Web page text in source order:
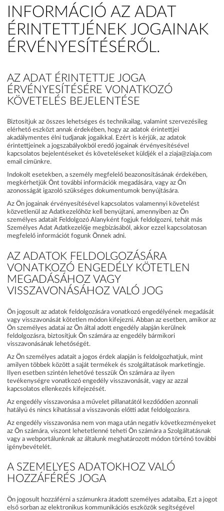
INFORMÁCIÓ AZ ADAT
ÉRINTETTJÉNEK JOGAINAK
ÉRVÉNYESÍTÉSÉRŐL.
AZ ADAT ÉRINTETTJE JOGA
ÉRVÉNYESÍTÉSÉRE VONATKOZÓ
KÖVETELÉS BEJELENTÉSE
Biztosítjuk az összes lehetséges és technikailag, valamint szervezésileg
elérhető eszközt annak érdekében, hogy az adatok érintettjei
akadálymentes élni tudjanak jogaikkal. Ezért is kérjük, az adatok
érintettjeinek a jogszabályokból eredő jogainak érvényesítésével
kapcsolatos bejelentéseket és követeléseket küldjék el a ziaja@ziaja.com
email címünkre.
Indokolt esetekben, a személy megfelelő beazonosításának érdekében,
megkérhetjük Önt további információk megadására, vagy az Ön
azonosságát igazoló szükséges dokumentumok benyújtására.
Az Ön jogainak érvényesítésével kapcsolatos valamennyi követelést
közvetlenül az Adatkezelőhöz kell benyújtani, amennyiben az Ön
személyes adatait Feldolgozó Alanyként fogjuk feldolgozni, tehát más
Személyes Adat Adatkezelője megbízásából, akkor ezzel kapcsolatosan
megfelelő információt fogunk Önnek adni.
AZ ADATOK FELDOLGOZÁSÁRA
VONATKOZÓ ENGEDÉLY KÖTETLEN
MEGADÁSÁHOZ VAGY
VISSZAVONÁSÁHOZ VALÓ JOG
Ön jogosult az adatok feldolgozására vonatkozó engedélyének megadását
vagy visszavonását kötetlen módon kifejezni. Abban az esetben, amikor az
Ön személyes adatai az Ön által adott engedély alapján kerülnek
feldolgozásra, biztosítjuk Ön számára az engedély bármikori
visszavonásának lehetőségét.
Az Ön személyes adatait a jogos érdek alapján is feldolgozhatjuk, mint
amilyen többek között a saját termékek és szolgáltatások marketingje.
Ilyen esetben szintén lehetővé tesszük Ön számára az ilyen
tevékenységre vonatkozó engedély visszavonását, vagy az azzal
kapcsolatos ellenkezés kifejezését.
Az engedély visszavonása a művelet pillanatától kezdődően azonnali
hatályú és nincs kihatással a visszavonás előtti adat feldolgozásra.
Az engedély visszavonása nem von maga után negatív következményeket
az Ön számára, viszont lehetetlenné teheti Ön számára a Szolgáltatásnak
vagy a webportálunknak az általunk meghatározott módon történő további
igénybevételét.
A SZEMELYES ADATOKHOZ VALÓ
HOZZÁFÉRÉS JOGA
Ön jogosult hozzáférni a számunkra átadott személyes adataiba, Ezt a jogot
első sorban az elektronikus kommunikációs eszközök segítségével